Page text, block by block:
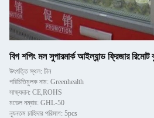
বিগ শপিং মল সুপারমার্ক আইল্যান্ড ফ্রিজার
উৎপত্তি স্থল: চীন
পরিচিতিমুলক নাম: Greenhealth
সাক্ষ্যদান: CE,ROHS
মডেল নম্বার: GHL-50
ন্যূনতম চাহিদার পরিমাণ: 5pcs